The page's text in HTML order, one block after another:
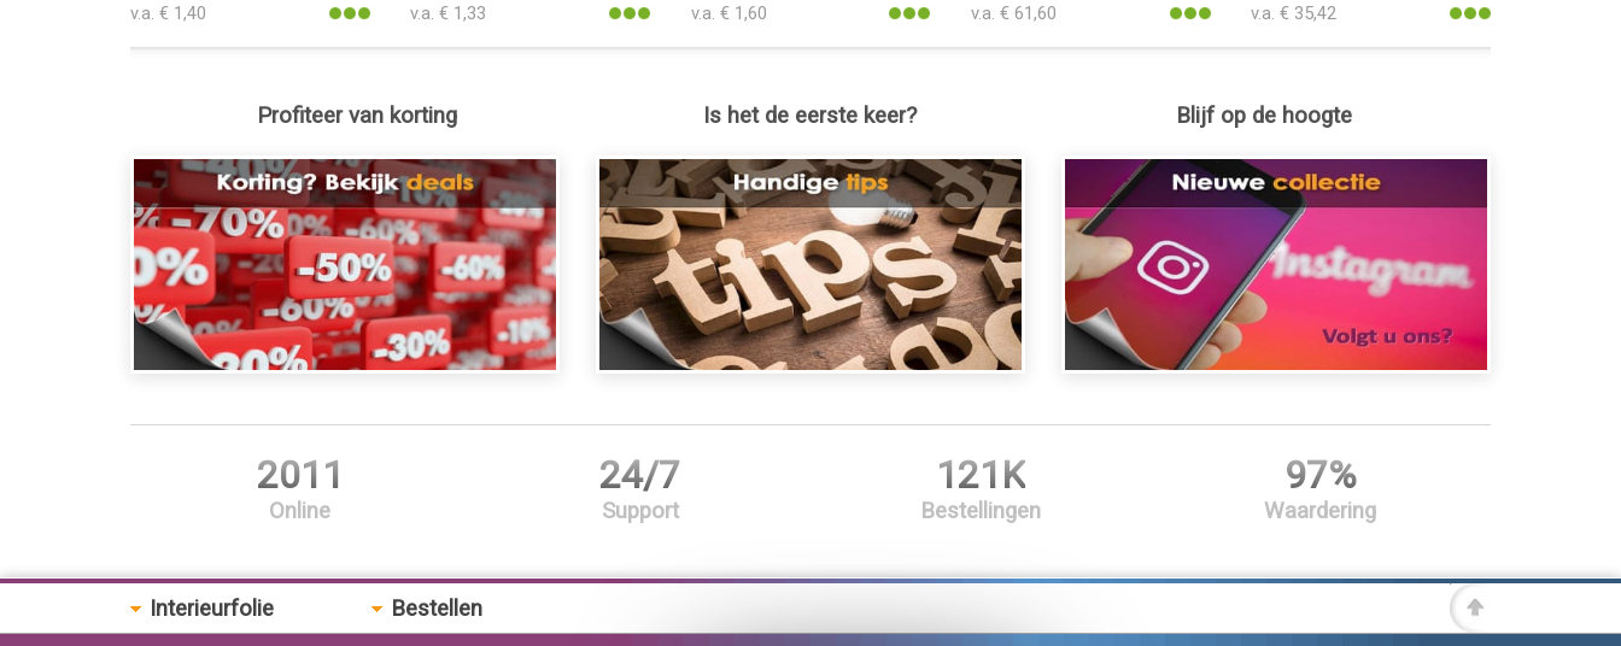
v.a. € 1,40 v.a. € 1,33 v.a. € 1,60 v.a. € 61,60 v.a. € 35,42
Profiteer van korting Is het de eerste keer? Blijf op de hoogte
2011
Online
24/7
Support
121K
Bestellingen
97%
Waardering
Interieurfolie Bestellen